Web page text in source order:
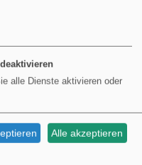
alle Dienste aktivieren oder
Alle akzeptieren